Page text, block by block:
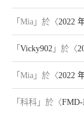
「 Mia 」於〈2022
「 Vicky902 」於〈
「 Mia 」於〈2022
「 科科 」於〈